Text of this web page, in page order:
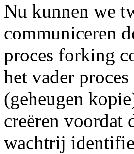
Nu kunnen we
communiceren
proces forking
het vader
(geheugen
creëren voordat
wachtrij